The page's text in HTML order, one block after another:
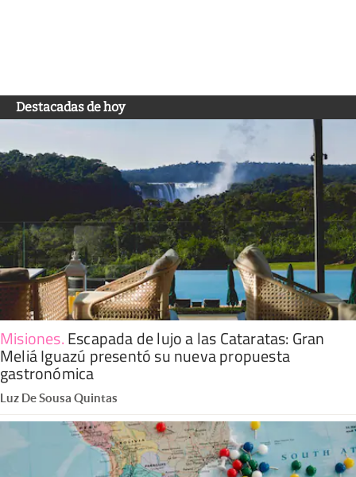
Destacadas de hoy
Misiones.Escapada de lujo a las Cataratas: Gran
Meliá Iguazú presentó su nueva propuesta
gastronómica
Luz De Sousa Quintas